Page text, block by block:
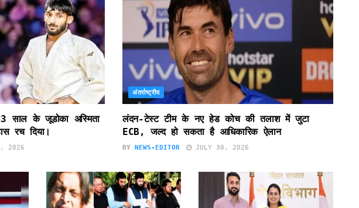
साल के जूडोका अस्मिता
रच दिया।
2026
अंतर्राष्ट्रीय
लंदन-टेस्ट टीम के नए हेड कोच की तलाश में जुटा
ECB, जल्द हो सकता है आधिकारिक ऐलान
BY NEWS-EDITOR JULY 30, 2026